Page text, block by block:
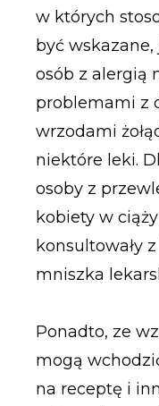
w których
być
osób z alergią
problemami z
wrzodami
niektóre leki.
osoby z
kobiety w
konsultowały
mniszka
Ponadto, ze
mogą
na receptę i